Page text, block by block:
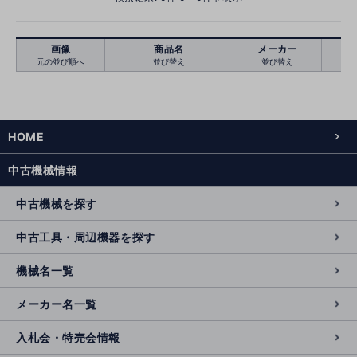
絞り込む クリア
画像
元の並び順へ
商品名
並び替え
メーカー
並び替え
HOME
中古機械情報
中古機械を探す
中古工具・周辺機器を探す
機械名一覧
メーカー名一覧
入札会・特売会情報